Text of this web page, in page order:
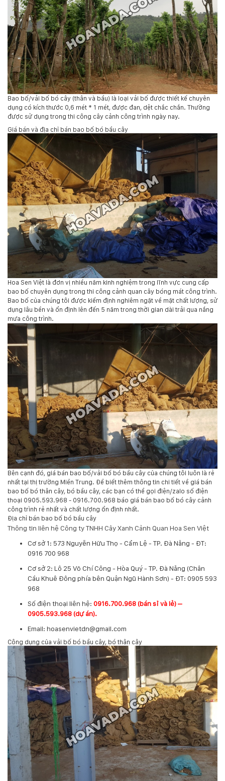
Nẵng
Bao bố/vải bố bó cây (thân và bầu) là loại vải bố được thiết kế chuyên
dụng có kích thước 0,6 mét * 1 mét, được đan, dệt chắc chắn. Thường
được sử dụng trong thi công cây cảnh công trình ngày nay.
Giá bán và địa chỉ bán bao bố bó bầu cây
Hoa Sen Việt là đơn vị nhiều năm kinh nghiệm trong lĩnh vực cung cấp
bao bố chuyên dụng trong thi công cảnh quan cây bóng mát công trình.
Bao bố của chúng tôi được kiểm định nghiêm ngặt về mặt chất lượng, sử
dụng lâu bền và ổn định lên đến 5 năm trong thời gian dài trải qua nắng
mưa công trình.
Bên cạnh đó, giá bán bao bố/vải bố bó bầu cây của chúng tôi luôn là rẻ
nhất tại thị trường Miền Trung. Để biết thêm thông tin chi tiết về giá bán
bao bố bó thân cây, bó bầu cây, các bạn có thể gọi điện/zalo số điện
thoại 0905.593.968 - 0916.700.968 báo giá bán bao bố bó cây cảnh
công trình rẻ nhất và chất lượng ổn định nhất.
Địa chỉ bán bao bố bó bầu cây
Thông tin liên hệ Công ty TNHH Cây Xanh Cảnh Quan Hoa Sen Việt
Cơ sở 1: 573 Nguyễn Hữu Thọ - Cẩm Lệ - TP. Đà Nẵng - ĐT:
0916 700 968
Cơ sở 2: Lô 25 Võ Chí Công - Hòa Quý - TP. Đà Nẵng (Chân
Cầu Khuê Đông phía bên Quận Ngũ Hành Sơn) - ĐT: 0905 593
968
​Số điện thoại liên hệ: 0916.700.968 (bán sỉ và lẻ) –
0905.593.968 (dự án).
Email: hoasenvietdn@gmail.com
Công dụng của vải bố bó bầu cây, bó thân cây